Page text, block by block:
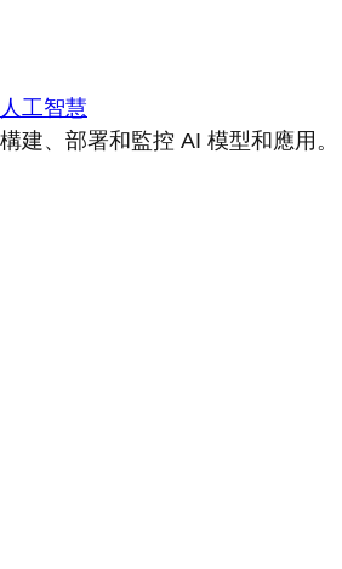
人工智慧
構建、部署和監控 AI 模型和應用。